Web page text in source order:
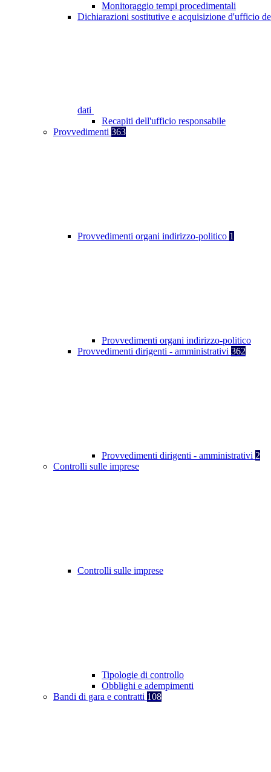
Monitoraggio tempi procedimentali
Dichiarazioni sostitutive e acquisizione d'ufficio
dati
Recapiti dell'ufficio responsabile
Provvedimenti 363
Provvedimenti organi indirizzo-politico 1
Provvedimenti organi indirizzo-politico
Provvedimenti dirigenti - amministrativi 362
Provvedimenti dirigenti - amministrativi 2
Controlli sulle imprese
Controlli sulle imprese
Tipologie di controllo
Obblighi e adempimenti
Bandi di gara e contratti 108